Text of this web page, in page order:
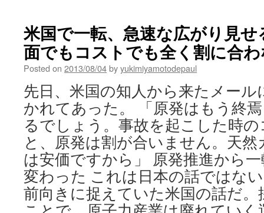
boom
sucks
nuclear
power
into
downdraft
via
CNBC
米国で一転、急速な広がり見
面でもコストでも全く割に合
Posted on 2013/08/04byyukimiyamotodepaul
先日、米国の知人から来たメー
かれてあった。 「原発はもう終
るでしょう。事故を起こした時
と、原発は割が合いません。天
は安価ですから」 原発推進から
変わった これは日本の話ではな
前向きに捉えていた米国の話だ